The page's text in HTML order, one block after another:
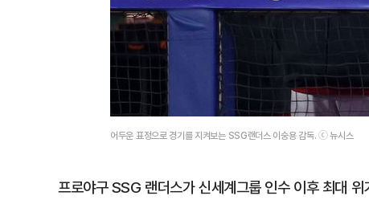
어두운 표정으로 경기를 지켜보는 SSG랜더스 이숭용 감독. ⓒ 뉴시스
프로야구 SSG 랜더스가 신세계그룹 인수 이후 최대 위